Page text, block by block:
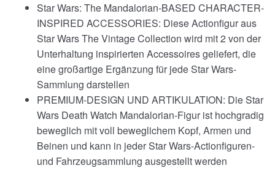
Star Wars: The Mandalorian-BASED CHARACTER-
INSPIRED ACCESSORIES: Diese Actionfigur aus
Star Wars The Vintage Collection wird mit 2 von der
Unterhaltung inspirierten Accessoires geliefert, die
eine großartige Ergänzung für jede Star Wars-
Sammlung darstellen
PREMIUM-DESIGN UND ARTIKULATION: Die Star
Wars Death Watch Mandalorian-Figur ist hochgradig
beweglich mit voll beweglichem Kopf, Armen und
Beinen und kann in jeder Star Wars-Actionfiguren-
und Fahrzeugsammlung ausgestellt werden